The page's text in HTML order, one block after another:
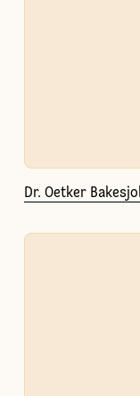
Dr. Oetker